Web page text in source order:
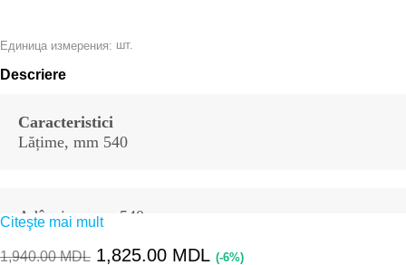
Единица измерения: шт.
Descriere
Caracteristici
Lățime, mm 540
Adâncime mm 540
Citeşte mai mult
1,940.00MDL 1,825.00 MDL (-6%)